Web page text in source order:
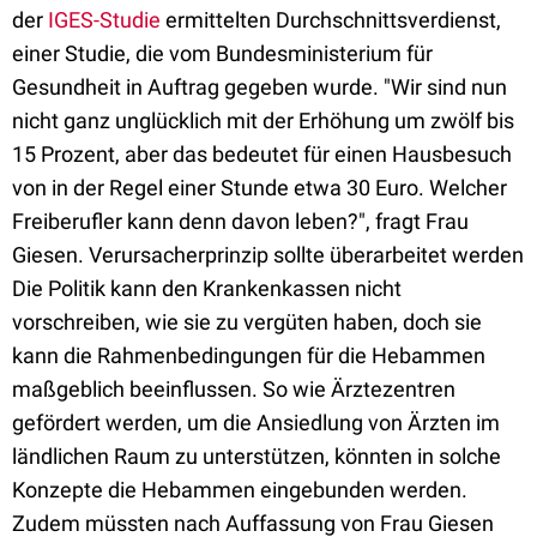
der IGES-Studie ermittelten Durchschnittsverdienst,
einer Studie, die vom Bundesministerium für
Gesundheit in Auftrag gegeben wurde. "Wir sind nun
nicht ganz unglücklich mit der Erhöhung um zwölf bis
15 Prozent, aber das bedeutet für einen Hausbesuch
von in der Regel einer Stunde etwa 30 Euro. Welcher
Freiberufler kann denn davon leben?", fragt Frau
Giesen. Verursacherprinzip sollte überarbeitet werden
Die Politik kann den Krankenkassen nicht
vorschreiben, wie sie zu vergüten haben, doch sie
kann die Rahmenbedingungen für die Hebammen
maßgeblich beeinflussen. So wie Ärztezentren
gefördert werden, um die Ansiedlung von Ärzten im
ländlichen Raum zu unterstützen, könnten in solche
Konzepte die Hebammen eingebunden werden.
Zudem müssten nach Auffassung von Frau Giesen